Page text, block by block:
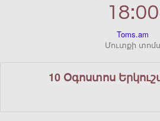
18:00
Toms.am
Մուտքի տոմս
10 Օգոստոս